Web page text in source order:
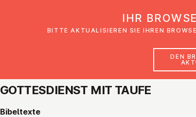
GOT­TES­DIENST MIT TAUFE
Bibeltexte
IHR
BITTE AKTUALISIEREN SIE IHREN
DEN